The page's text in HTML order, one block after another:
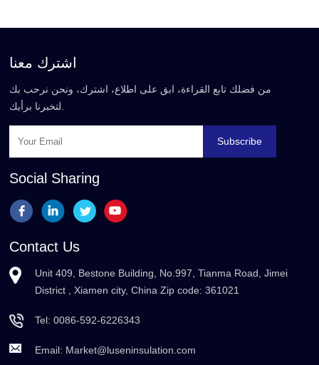
اشترك معنا
من فضلك تابع القراءة، ابق على اطلاع، اشترك، ونحن نرحب بك
Subscribe
Social Sharing
Contact Us
Unit 409, Bestone Building, No.997, Tianma Road, Jimei
District , Xiamen city, China Zip code: 361021
Tel:0086-592-6226343
Email: Market@luseninsulation.com